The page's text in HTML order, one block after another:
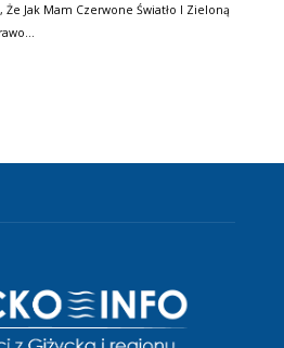
Że Jak Mam Czerwone Światło I Zieloną